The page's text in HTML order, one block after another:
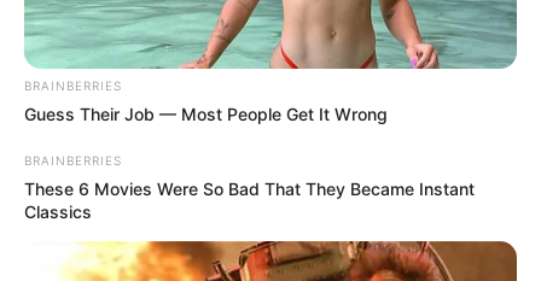
BRAINBERRIES
Guess Their Job — Most People Get It Wrong
BRAINBERRIES
These 6 Movies Were So Bad That They Became Instant
Classics